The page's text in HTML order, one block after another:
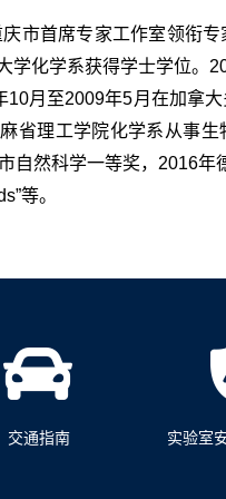
市首席专家工作室领衔
学化学系获得学士学位。
月至2009年5月在加拿
理工学院化学系从事生
然科学一等奖，2016年
等。
交通指南 实验室